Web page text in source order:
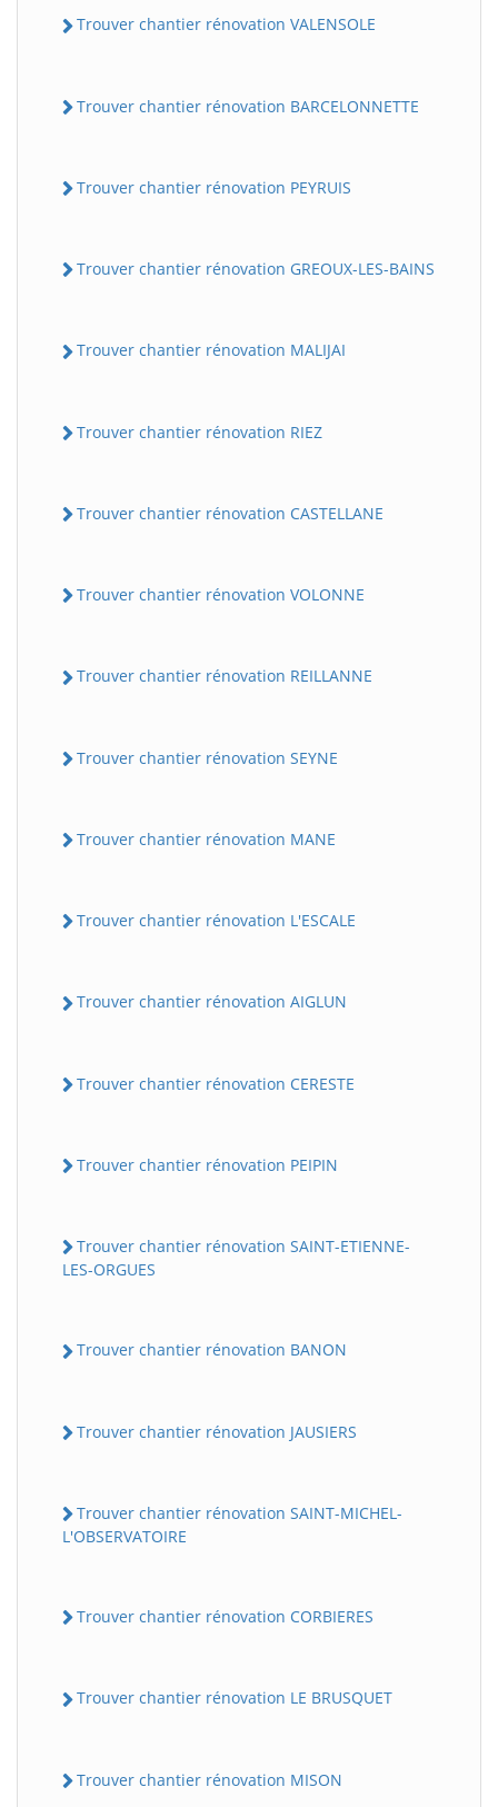
Trouver chantier rénovation VALENSOLE
Trouver chantier rénovation BARCELONNETTE
Trouver chantier rénovation PEYRUIS
Trouver chantier rénovation GREOUX-LES-BAINS
Trouver chantier rénovation MALIJAI
Trouver chantier rénovation RIEZ
Trouver chantier rénovation CASTELLANE
Trouver chantier rénovation VOLONNE
Trouver chantier rénovation REILLANNE
Trouver chantier rénovation SEYNE
Trouver chantier rénovation MANE
Trouver chantier rénovation L'ESCALE
Trouver chantier rénovation AIGLUN
Trouver chantier rénovation CERESTE
Trouver chantier rénovation PEIPIN
Trouver chantier rénovation SAINT-ETIENNE-
LES-ORGUES
Trouver chantier rénovation BANON
Trouver chantier rénovation JAUSIERS
Trouver chantier rénovation SAINT-MICHEL-
L'OBSERVATOIRE
Trouver chantier rénovation CORBIERES
Trouver chantier rénovation LE BRUSQUET
Trouver chantier rénovation MISON